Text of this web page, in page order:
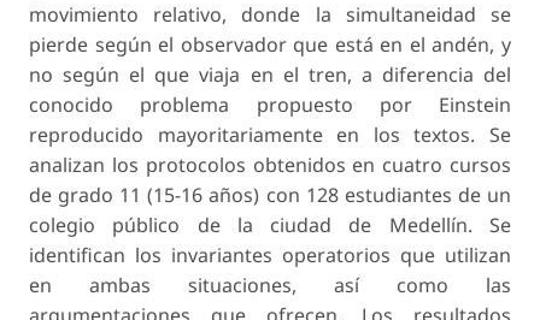
movimiento relativo, donde la simultaneidad se
pierde según el observador que está en el andén, y
no según el que viaja en el tren, a diferencia del
conocido problema propuesto por Einstein
reproducido mayoritariamente en los textos. Se
analizan los protocolos obtenidos en cuatro cursos
de grado 11 (15-16 años) con 128 estudiantes de un
colegio público de la ciudad de Medellín. Se
identifican los invariantes operatorios que utilizan
en ambas situaciones, así como las